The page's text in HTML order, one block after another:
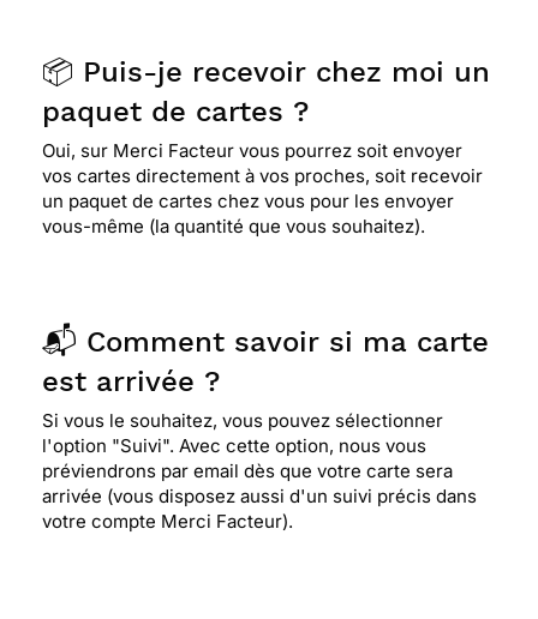
📦 Puis-je recevoir chez moi un
paquet de cartes ?
Oui, sur Merci Facteur vous pourrez soit envoyer
vos cartes directement à vos proches, soit recevoir
un paquet de cartes chez vous pour les envoyer
vous-même (la quantité que vous souhaitez).
📬 Comment savoir si ma carte
est arrivée ?
Si vous le souhaitez, vous pouvez sélectionner
l'option "Suivi". Avec cette option, nous vous
préviendrons par email dès que votre carte sera
arrivée (vous disposez aussi d'un suivi précis dans
votre compte Merci Facteur).